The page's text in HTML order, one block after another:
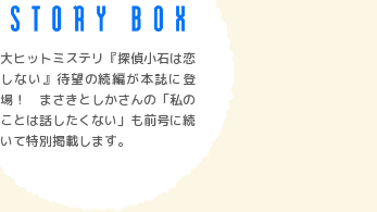
大ヒットミステリ『探偵小石は恋
しない』待望の続編が本誌に登
場！ まさきとしかさんの「私の
ことは話したくない」も前号に続
いて特別掲載します。